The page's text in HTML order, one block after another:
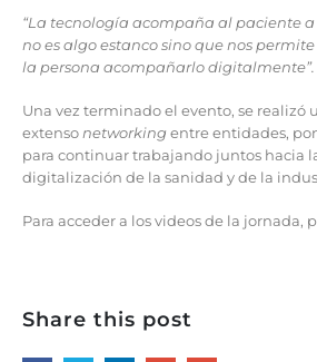
“La tecnología acompaña al paciente a
no es algo estanco sino que nos
la persona acompañarlo digitalmente”.
Una vez terminado el evento, se realizó
extenso networkingentre entidades,
para continuar trabajando juntos hacia
digitalización de la sanidad y de la
Para acceder a los videos de la jornada,
Share this post